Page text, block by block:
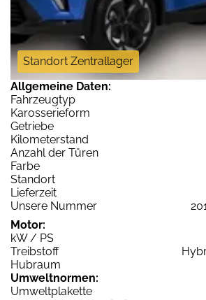
Standort Zentrallager
Allgemeine Daten:
Fahrzeugtyp
Karosserieform
Getriebe
Kilometerstand
Anzahl der Türen
Farbe
Standort
Lieferzeit
Unsere Nummer
Motor:
kW / PS
Treibstoff
Hubraum
Umweltnormen:
Umweltplakette